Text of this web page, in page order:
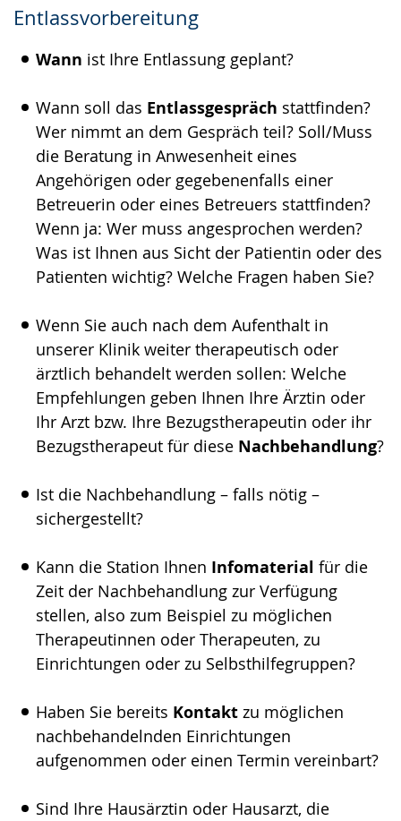
Entlassvorbereitung
Wann ist Ihre Entlassung geplant?
Wann soll das Entlassgespräch stattfinden?
Wer nimmt an dem Gespräch teil? Soll/Muss
die Beratung in Anwesenheit eines
Angehörigen oder gegebenenfalls einer
Betreuerin oder eines Betreuers stattfinden?
Wenn ja: Wer muss angesprochen werden?
Was ist Ihnen aus Sicht der Patientin oder des
Patienten wichtig? Welche Fragen haben Sie?
Wenn Sie auch nach dem Aufenthalt in
unserer Klinik weiter therapeutisch oder
ärztlich behandelt werden sollen: Welche
Empfehlungen geben Ihnen Ihre Ärztin oder
Ihr Arzt bzw. Ihre Bezugstherapeutin oder ihr
Bezugstherapeut für diese Nachbehandlung?
Ist die Nachbehandlung – falls nötig –
sichergestellt?
Kann die Station Ihnen Infomaterial für die
Zeit der Nachbehandlung zur Verfügung
stellen, also zum Beispiel zu möglichen
Therapeutinnen oder Therapeuten, zu
Einrichtungen oder zu Selbsthilfegruppen?
Haben Sie bereits Kontakt zu möglichen
nachbehandelnden Einrichtungen
aufgenommen oder einen Termin vereinbart?
Sind Ihre Hausärztin oder Hausarzt, die